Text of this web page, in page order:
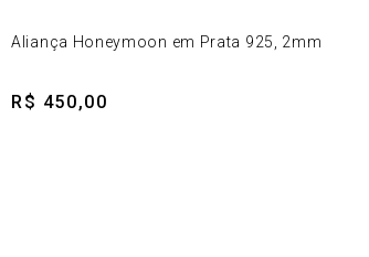
Aliança Honeymoon em Prata 925, 2mm
R$ 450,00